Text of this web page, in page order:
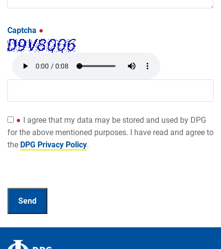
Captcha
I agree that my data may be stored and used by DPG
for the above mentioned purposes. I have read and agree to
the DPG Privacy Policy.